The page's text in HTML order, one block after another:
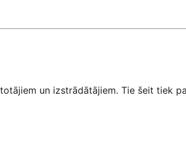
un izstrādātājiem. Tie šeit tiek